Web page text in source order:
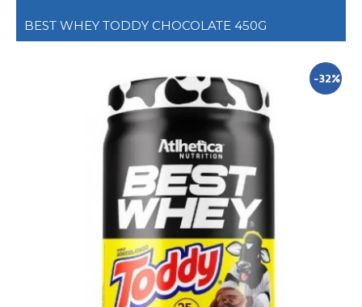
BEST WHEY TODDY CHOCOLATE 450G
-32%